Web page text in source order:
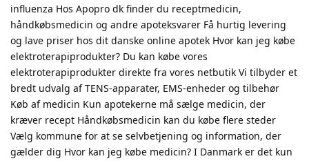
influenza Hos Apopro dk finder du receptmedicin,
håndkøbsmedicin og andre apoteksvarer Få hurtig levering
og lave priser hos dit danske online apotek Hvor kan jeg købe
elektroterapiprodukter? Du kan købe vores
elektroterapiprodukter direkte fra vores netbutik Vi tilbyder et
bredt udvalg af TENS-apparater, EMS-enheder og tilbehør
Køb af medicin Kun apotekerne må sælge medicin, der
kræver recept Håndkøbsmedicin kan du købe flere steder
Vælg kommune for at se selvbetjening og information, der
gælder dig Hvor kan jeg købe medicin? I Danmark er det kun